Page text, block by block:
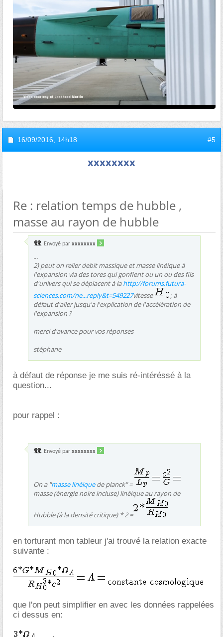
16/09/2016, 14h18 #5
xxxxxxxx
Re : relation temps de hubble ,
masse au rayon de hubble
Envoyé par xxxxxxxx
...
2) peut on relier debit massique et masse linéique à
l'expansion via des tores qui gonflent ou un ou des fils
d'univers qui se déplacent à lahttp://forums.futura-
sciences.com/ne...reply&t=549227vitesse
; à
défaut d'aller jusqu'a l'explication de l'accélération de
l'expansion ?
merci d'avance pour vos réponses
stéphane
à défaut de réponse je me suis ré-intéréssé à la
question...
pour rappel :
Envoyé par xxxxxxxx
On a "masse linéiquede planck" =
masse (énergie noire incluse) linéique au rayon de
Hubble (à la densité critique) * 2 =
en torturant mon tableur j'ai trouvé la relation exacte
suivante :
que l'on peut simplifier en avec les données rappelées
ci dessus en: